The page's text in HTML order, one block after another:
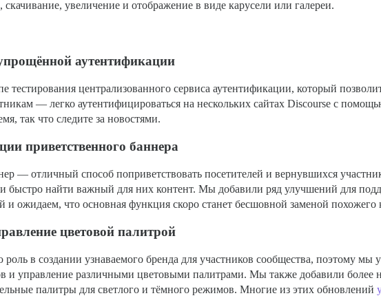
скачивание, увеличение и отображение в виде карусели или галереи.
аутентификации
тестирования централизованного сервиса аутентификации, который
— легко аутентифицироваться на нескольких сайтах Discourse с
так что следите за новостями.
приветственного баннера
— отличный способ поприветствовать посетителей и вернувшихся
быстро найти важный для них контент. Мы добавили ряд улучшений для
и ожидаем, что основная функция скоро станет бесшовной заменой похожего
цветовой палитрой
в создании узнаваемого бренда для участников сообщества, поэтому мы
и управление различными цветовыми палитрами. Мы также добавили
палитры для светлого и тёмного режимов. Многие из этих обновлений